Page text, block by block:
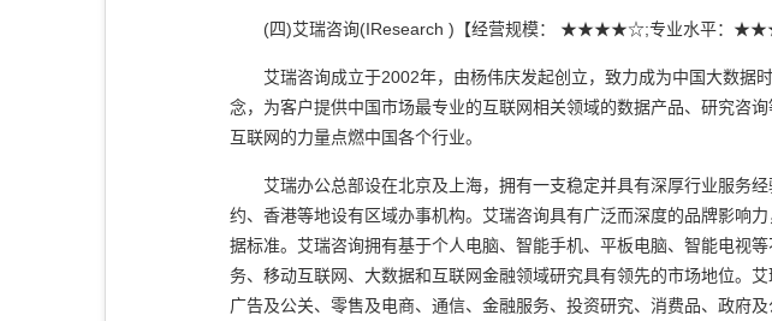
(四)艾瑞咨询(IResearch )【经营规模： ★★★★☆;专业水平：
艾瑞咨询成立于2002年，由杨伟庆发起创立，致力成为中国大数据时
念，为客户提供中国市场最专业的互联网相关领域的数据产品、研究咨
互联网的力量点燃中国各个行业。
艾瑞办公总部设在北京及上海，拥有一支稳定并具有深厚行业服务经
约、香港等地设有区域办事机构。艾瑞咨询具有广泛而深度的品牌影响
据标准。艾瑞咨询拥有基于个人电脑、智能手机、平板电脑、智能电视
务、移动互联网、大数据和互联网金融领域研究具有领先的市场地位。
广告及公关、零售及电商、通信、金融服务、投资研究、消费品、政府